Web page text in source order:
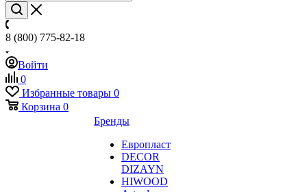
8 (800) 775-82-18
Войти
0
Избранные товары 0
Корзина 0
Бренды
Европласт
DECOR
DIZAYN
HIWOOD